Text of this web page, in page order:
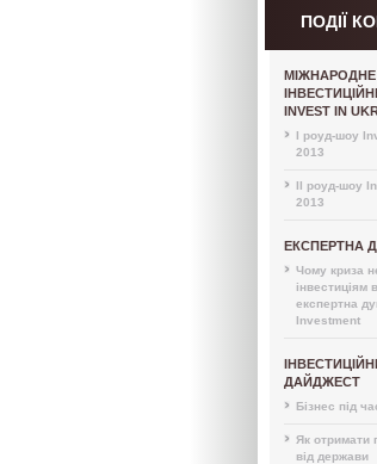
ПОДІЇ
МІЖНАРОДНЕ
INVEST IN
I роуд-шоу
2013
II роуд-шоу
2013
ЕКСПЕРТНА
Чому криза
інвестиціям
експертна
Investment
ДАЙДЖЕСТ
Бізнес під
Як отримати
від держави